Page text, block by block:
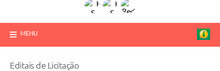
MENU
Editais de Licitação